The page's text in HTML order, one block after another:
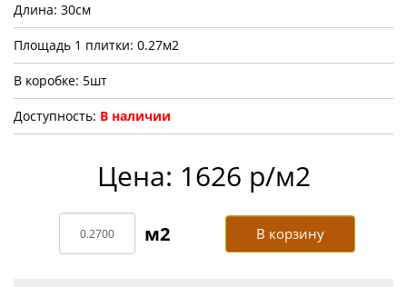
Длина: 30см
Площадь 1 плитки: 0.27м2
В коробке: 5шт
Доступность: В наличии
Цена: 1626 р/м2
В корзину